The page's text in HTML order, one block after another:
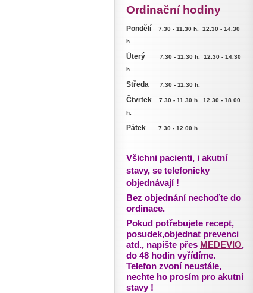
Ordinační hodiny
Pondělí
7.30 - 11.30 h. 12.30 - 14.30
h.
Úterý
7.30 - 11.30 h. 12.30 - 14.30
h.
Středa 7.30 - 11.30 h.
Čtvrtek 7.30 - 11.30 h. 12.30 - 18.00
h.
Pátek 7.30 - 12.00 h.
Všichni pacienti, i akutní
stavy, se telefonicky
objednávají !
Bez objednání nechoďte do
ordinace.
Pokud potřebujete recept,
posudek,objednat prevenci
atd., napište přes MEDEVIO,
do 48 hodin vyřídíme.
Telefon zvoní neustále,
nechte ho prosím pro akutní
stavy !